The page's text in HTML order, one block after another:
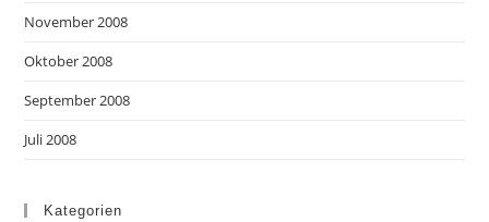
November 2008
Oktober 2008
September 2008
Juli 2008
Kategorien